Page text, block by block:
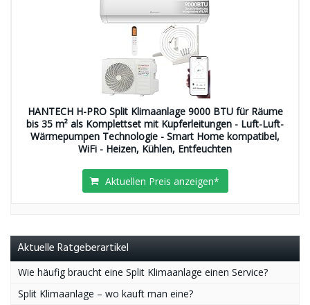
HANTECH H-PRO Split Klimaanlage 9000 BTU für Räume
bis 35 m² als Komplettset mit Kupferleitungen - Luft-Luft-
Wärmepumpen Technologie - Smart Home kompatibel,
WiFi - Heizen, Kühlen, Entfeuchten
Aktuellen Preis anzeigen*
Aktuelle Ratgeberartikel
Wie häufig braucht eine Split Klimaanlage einen Service?
Split Klimaanlage – wo kauft man eine?